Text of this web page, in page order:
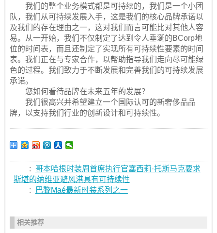
我们的整个业务模式都是可持续的，我们是一个小团
队，我们从可持续发展入手，这是我们的核心品牌承诺以
及我们的存在理由之一，这对我们而言可能比对其他人容
易。从一开始，我们不仅制定了达到令人垂涎的BCorp地
位的时间表，而且还制定了实现所有可持续性要素的时间
表。我们正在与专家合作，以帮助指导我们走向尽可能绿
色的过程。我们致力于不断发展和完善我们的可持续发展
承诺。
您如何看待品牌在未来五年的发展？
我们很高兴并希望建立一个国际认可的新奢侈品品
牌，以支持我们行业的创新设计和可持续性。
: 哥本哈根时装周首席执行官塞西莉·托斯马克要求
斯堪的纳维亚避风港具有可持续性
:
巴黎Maé最新时装系列之一
相关推荐